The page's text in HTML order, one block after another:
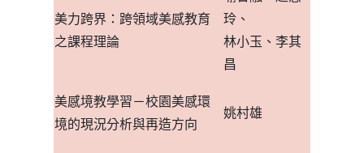
美力跨界： 跨領域美感教育
之課程理論
玲、
林小玉、李其
昌
美感境教學習－校園美感環
境的現況分析與再造方向
姚村雄